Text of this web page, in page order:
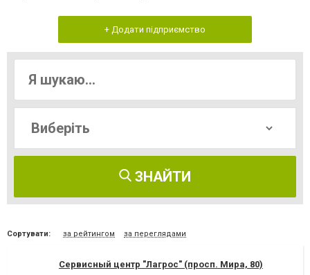
+ Додати підприємство
ЗНАЙТИ
Сортувати: за рейтингом за переглядами
Сервисный центр "Лагрос" (просп. Мира, 80)